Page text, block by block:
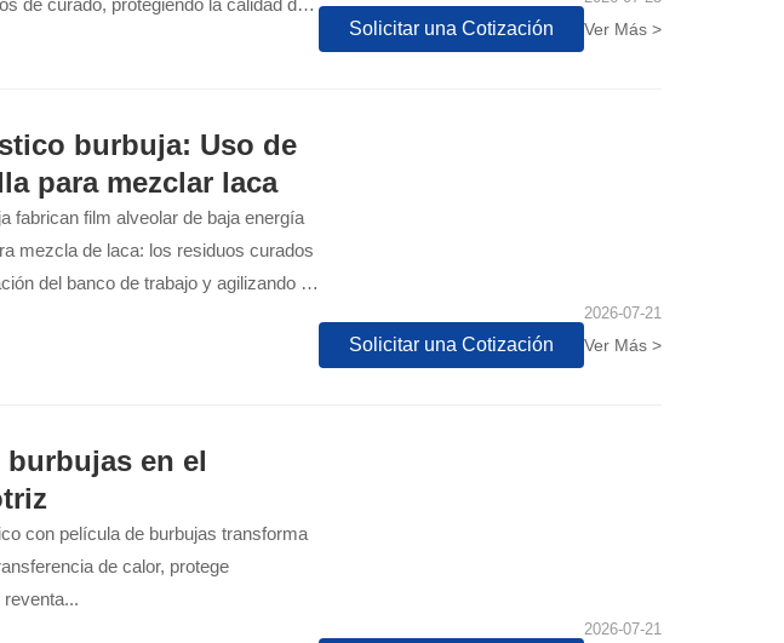
alta gama y componentes de interior
Solicitar una Cotización Ver Más >
burbuja: Uso de
para mezclar laca
fabrican film alveolar de baja energía
mezcla de laca: los residuos curados
del banco de trabajo y agilizando la
2026-07-21
Solicitar una Cotización Ver Más >
en el
con película de burbujas transforma
de calor, protege
2026-07-21